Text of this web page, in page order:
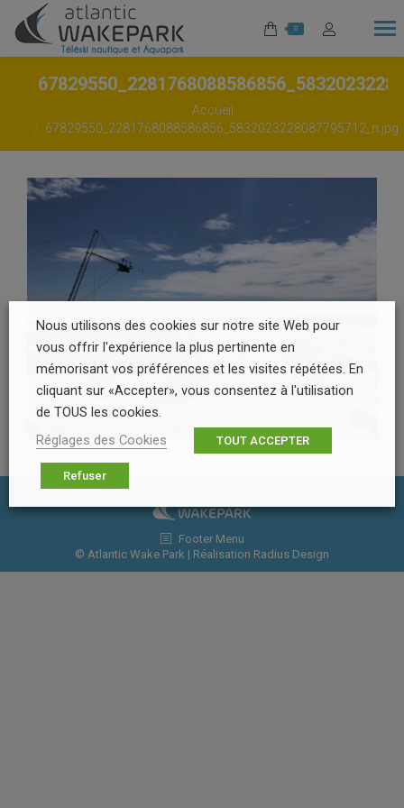
0
Accueil
67829550_2281768088586856_5832023228087795712_n.jpg
Footer Menu
© Atlantic Wake Park | Réalisation Radius Design
Nous utilisons des cookies sur notre site Web pour
vous offrir l'expérience la plus pertinente en
mémorisant vos préférences et les visites répétées. En
cliquant sur «Accepter», vous consentez à l'utilisation
de TOUS les cookies.
Réglages des Cookies
TOUT ACCEPTER
Refuser